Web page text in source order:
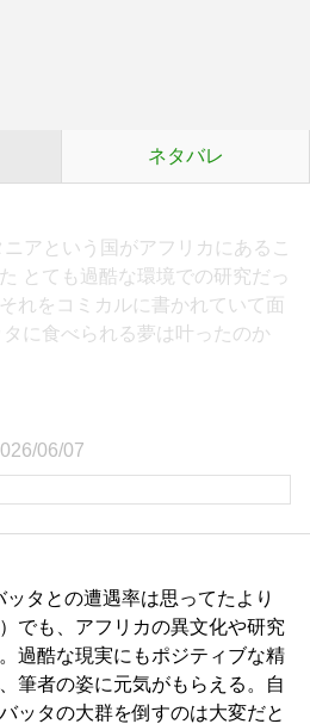
ネタバレ
アという国がアフリカにあるこ
とても過酷な環境での研究だっ
れをコミカルに書かれていて面
に食べられる夢は叶ったのか
06/07
タとの遭遇率は思ってたより
でも、アフリカの異文化や研究
過酷な現実にもポジティブな精
筆者の姿に元気がもらえる。自
ッタの大群を倒すのは大変だと